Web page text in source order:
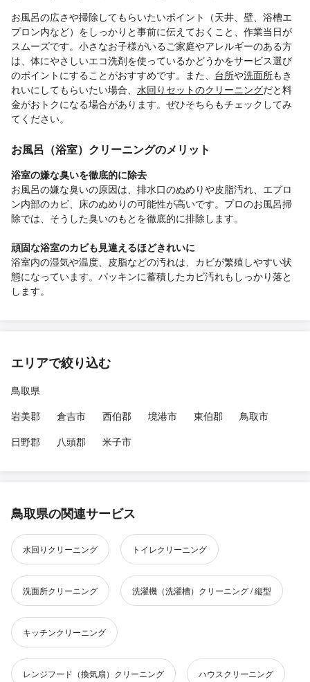
お風呂の広さや掃除してもらいたいポイント（天井、壁、浴槽エ
プロン内など）をしっかりと事前に伝えておくこと、作業当日が
スムーズです。小さなお子様がいるご家庭やアレルギーのある方
は、体にやさしいエコ洗剤を使っているかどうかをサービス選び
のポイントにすることがおすすめです。また、 台所や洗面所もき
れいにしてもらいたい場合、 水回りセットのクリーニングだと料
金がおトクになる場合があります。ぜひそちらもチェックしてみ
てください。
お風呂（浴室）クリーニングのメリット
浴室の嫌な臭いを徹底的に除去
お風呂の嫌な臭いの原因は、排水口のぬめりや皮脂汚れ、エプロ
ン内部のカビ、床のぬめりの可能性が高いです。プロのお風呂掃
除では、そうした臭いのもとを徹底的に排除します。
頑固な浴室のカビも見違えるほどきれいに
浴室内の湿気や温度、皮脂などの汚れは、カビが繁殖しやすい状
態になっています。パッキンに蓄積したカビ汚れもしっかり落と
します。
エリアで絞り込む
鳥取県
岩美郡
倉吉市 西伯郡 境港市 東伯郡
鳥取市
日野郡
八頭郡 米子市
鳥取県の関連サービス
水回りクリーニング トイレクリーニング
洗面所クリーニング 洗濯機（洗濯槽）クリーニング / 縦型
キッチンクリーニング
レンジフード（換気扇）クリーニング ハウスクリーニング